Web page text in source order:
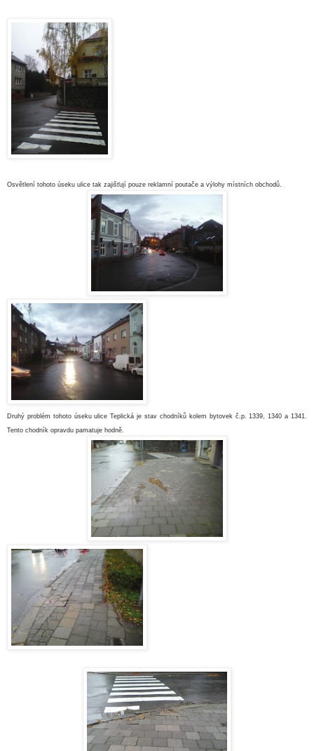
Osvětlení tohoto úseku ulice tak zajišťují pouze reklamní poutače a výlohy místních obchodů
Druhý problém tohoto úseku ulice Teplická je stav chodníků kolem bytovek č.p. 1339, 1340 a 1341.
Tento chodník opravdu pamatuje hodně